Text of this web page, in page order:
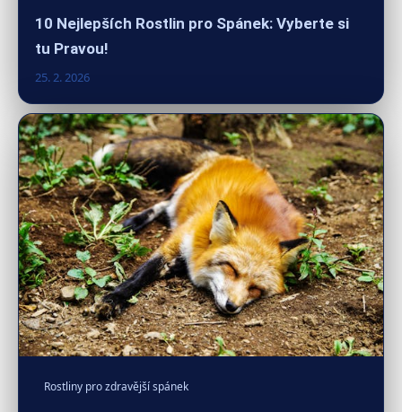
10 Nejlepších Rostlin pro Spánek: Vyberte si
tu Pravou!
25. 2. 2026
Rostliny pro zdravější spánek